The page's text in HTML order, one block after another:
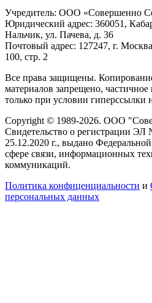
Учредитель: ООО «Совершенно
Юридический адрес: 360051,
Нальчик, ул. Пачева, д. 36
Почтовый адрес: 127247, г.
100, стр. 2
Все права защищены.
материалов запрещено,
только при условии гиперссылки
Copyright © 1989-2026. ООО
Свидетельство о регистрации
25.12.2020 г., выдано
сфере связи, информационных
коммуникаций.
Политика конфиценциальности и
персональных данных